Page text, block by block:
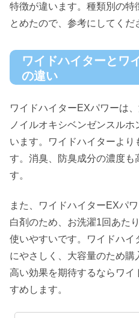
特徴が違います。種類別の特
とめたので、参考にしてくだ
ワイドハイターとワ
の違い
ワイドハイターEXパワーは
ノイルオキシベンゼンスル
います。ワイドハイターより
す。消臭、防臭成分の濃度
す。
また、ワイドハイターEXパ
白剤のため、お洗濯1回あた
使いやすいです。ワイドハ
にやさしく、大容量のため購
高い効果を期待するならワ
すめします。